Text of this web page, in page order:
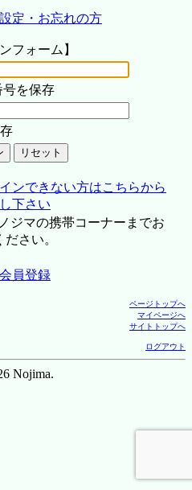
定・お忘れの方
フォーム】
号を保存
ンできない方はこちらから
下さい
ジマの携帯コーナーまでお
ださい。
員登録
ページトップへ
マイページへ
サイトトップへ
ログアウト
Nojima.